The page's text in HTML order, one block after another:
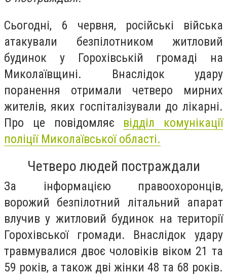
Сьогодні, 6 червня, російські війська
атакували безпілотником житловий
будинок у Горохівській громаді на
Миколаївщині. Внаслідок удару
поранення отримали четверо мирних
жителів, яких госпіталізували до лікарні.
Про це повідомляє відділ комунікації
поліції Миколаївської області.
Четверо людей постраждали
За інформацією правоохоронців,
ворожий безпілотний літальний апарат
влучив у житловий будинок на території
Горохівської громади. Внаслідок удару
травмувалися двоє чоловіків віком 21 та
59 років, а також дві жінки 48 та 68 років.